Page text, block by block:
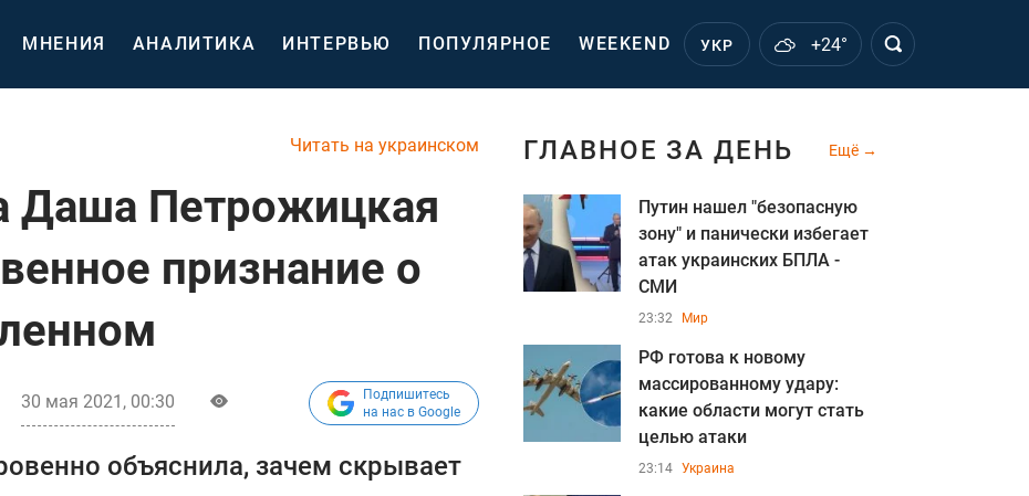
МНЕНИЯ АНАЛИТИКА ИНТЕРВЬЮ ПОПУЛЯРНОЕ WEEKEND УКР +24°
Читать на украинском
Даша Петрожицкая
признание о
30 мая 2021, 00:30
Подпишитесь
на нас в Google
объяснила, зачем скрывает
ГЛАВНОЕ ЗА ДЕНЬ Ещё
Путин нашел "безопасную
зону" и панически избегает
атак украинских БПЛА -
СМИ
23:32 Мир
РФ готова к новому
массированному удару:
какие области могут стать
целью атаки
23:14 Украина